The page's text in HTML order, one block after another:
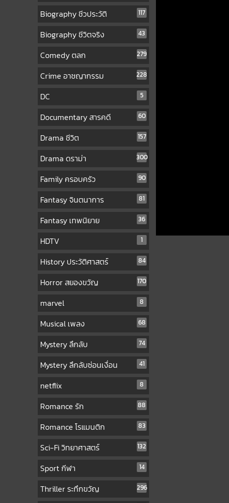
Biography ชีวประวัติ 117
Biography ชีวิตจริง 43
Comedy ตลก 279
Crime อาชญากรรม 228
DC 5
Documentary สารคดี 60
Drama ชีวิต 157
Drama ดราม่า 300
Family ครอบครัว 90
Fantasy จินตนาการ 81
Fantasy เทพนิยาย 36
HDTV 1
History ประวัติศาสตร์ 84
Horror สยองขวัญ 170
marvel 8
Musical เพลง 68
Mystery ลึกลับ 74
Mystery ลึกลับซ่อนเงื่อน 41
netflix 8
Romance รัก 88
Romance โรแมนติก 83
Sci-Fi วิทยาศาสตร์ 132
Sport กีฬา 14
Thriller ระทึกขวัญ 296